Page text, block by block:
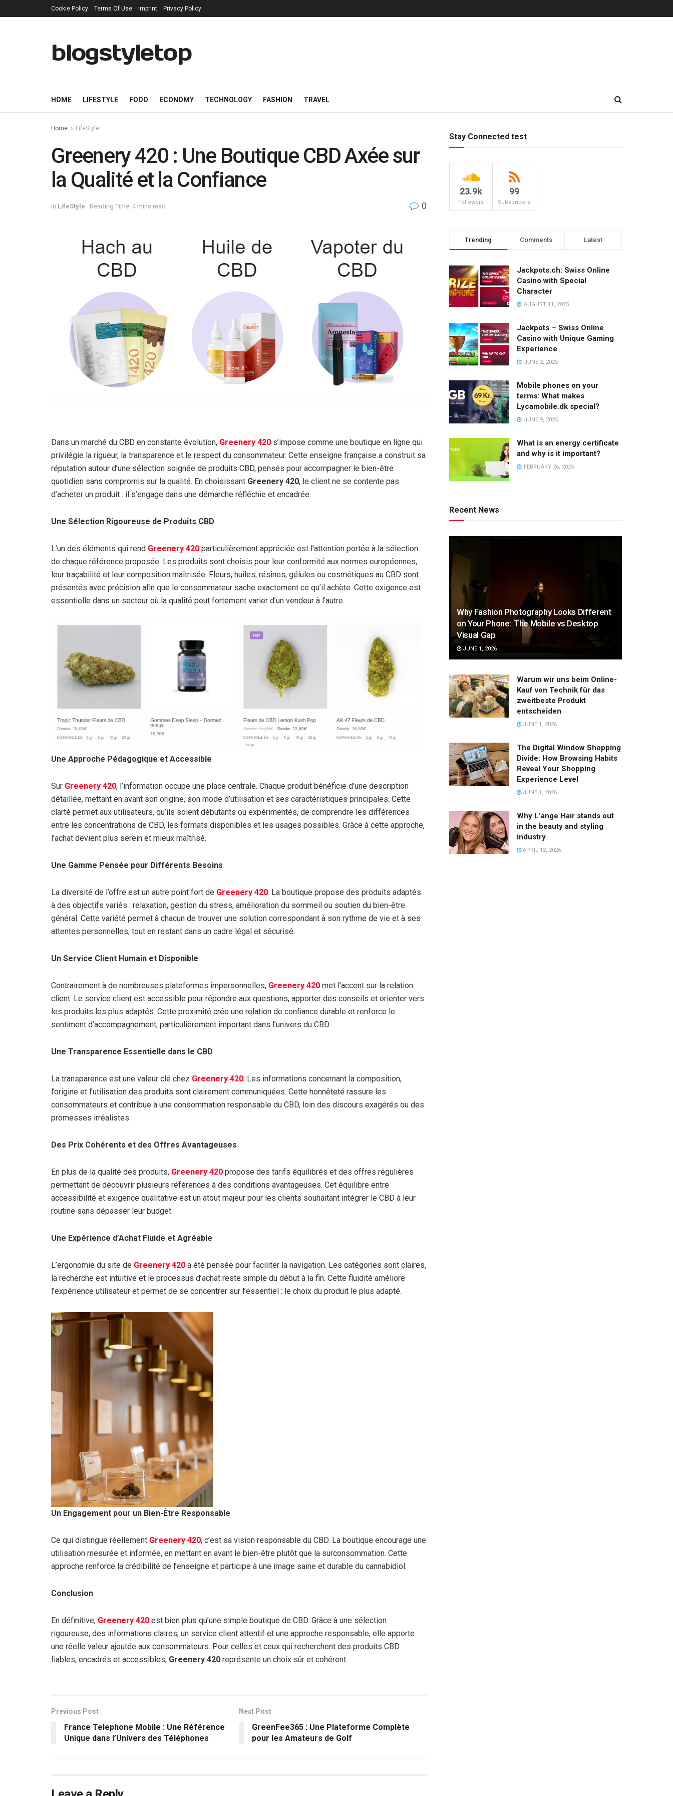
Cookie Policy Terms Of Use Imprint Privacy Policy
blogstyletop
HOME LIFESTYLE FOOD ECONOMY TECHNOLOGY FASHION TRAVEL
Home LifeStyle
Greenery 420 : Une Boutique CBD Axée sur
la Qualité et la Confiance
in LifeStyle Reading Time: 4 mins read 0
Dans un marché du CBD en constante évolution, Greenery 420 s’impose comme une boutique en ligne qui
privilégie la rigueur, la transparence et le respect du consommateur. Cette enseigne française a construit sa
réputation autour d’une sélection soignée de produits CBD, pensés pour accompagner le bien-être
quotidien sans compromis sur la qualité. En choisissant Greenery 420, le client ne se contente pas
d’acheter un produit : il s’engage dans une démarche réfléchie et encadrée.
Une Sélection Rigoureuse de Produits CBD
L’un des éléments qui rend Greenery 420 particulièrement appréciée est l’attention portée à la sélection
de chaque référence proposée. Les produits sont choisis pour leur conformité aux normes européennes,
leur traçabilité et leur composition maîtrisée. Fleurs, huiles, résines, gélules ou cosmétiques au CBD sont
présentés avec précision afin que le consommateur sache exactement ce qu’il achète. Cette exigence est
essentielle dans un secteur où la qualité peut fortement varier d’un vendeur à l’autre.
Une Approche Pédagogique et Accessible
Sur Greenery 420, l’information occupe une place centrale. Chaque produit bénéficie d’une description
détaillée, mettant en avant son origine, son mode d’utilisation et ses caractéristiques principales. Cette
clarté permet aux utilisateurs, qu’ils soient débutants ou expérimentés, de comprendre les différences
entre les concentrations de CBD, les formats disponibles et les usages possibles. Grâce à cette approche,
l’achat devient plus serein et mieux maîtrisé.
Une Gamme Pensée pour Différents Besoins
La diversité de l’offre est un autre point fort de Greenery 420. La boutique propose des produits adaptés
à des objectifs variés : relaxation, gestion du stress, amélioration du sommeil ou soutien du bien-être
général. Cette variété permet à chacun de trouver une solution correspondant à son rythme de vie et à ses
attentes personnelles, tout en restant dans un cadre légal et sécurisé.
Un Service Client Humain et Disponible
Contrairement à de nombreuses plateformes impersonnelles, Greenery 420 met l’accent sur la relation
client. Le service client est accessible pour répondre aux questions, apporter des conseils et orienter vers
les produits les plus adaptés. Cette proximité crée une relation de confiance durable et renforce le
sentiment d’accompagnement, particulièrement important dans l’univers du CBD.
Une Transparence Essentielle dans le CBD
La transparence est une valeur clé chez Greenery 420. Les informations concernant la composition,
l’origine et l’utilisation des produits sont clairement communiquées. Cette honnêteté rassure les
consommateurs et contribue à une consommation responsable du CBD, loin des discours exagérés ou des
promesses irréalistes.
Des Prix Cohérents et des Offres Avantageuses
En plus de la qualité des produits, Greenery 420 propose des tarifs équilibrés et des offres régulières
permettant de découvrir plusieurs références à des conditions avantageuses. Cet équilibre entre
accessibilité et exigence qualitative est un atout majeur pour les clients souhaitant intégrer le CBD à leur
routine sans dépasser leur budget.
Une Expérience d’Achat Fluide et Agréable
L’ergonomie du site de Greenery 420 a été pensée pour faciliter la navigation. Les catégories sont claires,
la recherche est intuitive et le processus d’achat reste simple du début à la fin. Cette fluidité améliore
l’expérience utilisateur et permet de se concentrer sur l’essentiel : le choix du produit le plus adapté.
Un Engagement pour un Bien-Être Responsable
Ce qui distingue réellement Greenery 420, c’est sa vision responsable du CBD. La boutique encourage une
utilisation mesurée et informée, en mettant en avant le bien-être plutôt que la surconsommation. Cette
approche renforce la crédibilité de l’enseigne et participe à une image saine et durable du cannabidiol.
Conclusion
En définitive, Greenery 420 est bien plus qu’une simple boutique de CBD. Grâce à une sélection
rigoureuse, des informations claires, un service client attentif et une approche responsable, elle apporte
une réelle valeur ajoutée aux consommateurs. Pour celles et ceux qui recherchent des produits CBD
fiables, encadrés et accessibles, Greenery 420 représente un choix sûr et cohérent.
Previous Post
France Telephone Mobile : Une Référence
Unique dans l’Univers des Téléphones
Next Post
GreenFee365 : Une Plateforme Complète
pour les Amateurs de Golf
Stay Connected test
23.9k
Followers
99
Subscribers
Trending Comments Latest
Jackpots.ch: Swiss Online
Casino with Special
Character
AUGUST 11, 2025
Jackpots – Swiss Online
Casino with Unique Gaming
Experience
JUNE 2, 2025
Mobile phones on your
terms: What makes
Lycamobile.dk special?
JUNE 9, 2025
What is an energy certificate
and why is it important?
FEBRUARY 26, 2025
Recent News
Why Fashion Photography Looks Different
on Your Phone: The Mobile vs Desktop
Visual Gap
JUNE 1, 2026
Warum wir uns beim Online-
Kauf von Technik für das
zweitbeste Produkt
entscheiden
JUNE 1, 2026
The Digital Window Shopping
Divide: How Browsing Habits
Reveal Your Shopping
Experience Level
JUNE 1, 2026
Why L’ange Hair stands out
in the beauty and styling
industry
APRIL 12, 2026